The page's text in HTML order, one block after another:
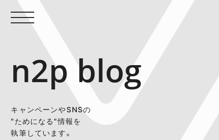
n2p blog
キャンペーンやSNSの
"ためになる"情報を
執筆しています。